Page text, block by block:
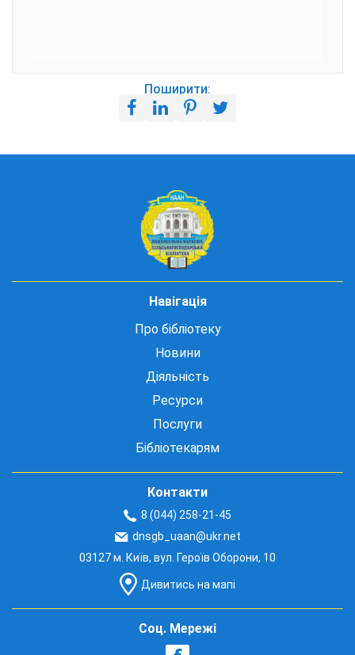
Поширити:
Навігація
Про бібліотеку
Новини
Діяльність
Ресурси
Послуги
Бібліотекарям
Контакти
8 (044) 258-21-45
dnsgb_uaan@ukr.net
03127 м. Київ, вул. Героїв Оборони, 10
Дивитись на мапі
Соц. Мережі